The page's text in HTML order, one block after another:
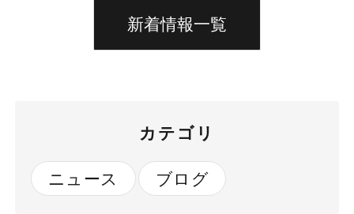
新着情報一覧
カテゴリ
ニュース ブログ